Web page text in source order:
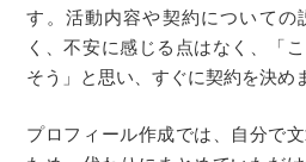
す。活動内容や契約についての
く、不安に感じる点はなく、「
そう」と思い、すぐに契約を決め
プロフィール作成では、自分で